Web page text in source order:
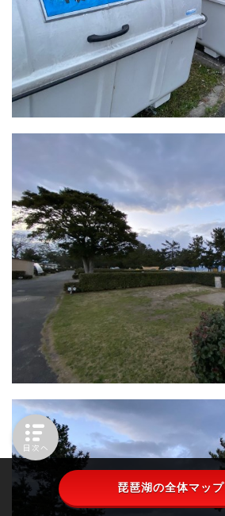
琵琶湖の全体マップ
目次へ